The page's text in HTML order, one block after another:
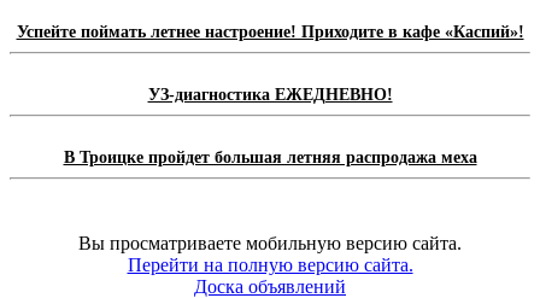
Успейте поймать летнее настроение! Приходите в кафе «Каспий»!
УЗ-диагностика ЕЖЕДНЕВНО!
В Троицке пройдет большая летняя распродажа меха
Вы просматриваете мобильную версию сайта.
Перейти на полную версию сайта.
Доска объявлений